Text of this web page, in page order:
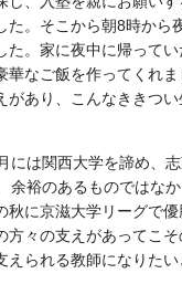
。そこから朝8時から
。家に夜中に帰って
なご飯を作ってくれ
あり、こんなききつ
は関西大学を諦め、志
裕のあるものではな
に京滋大学リーグで
々の支えがあってこ
られる教師になりたい